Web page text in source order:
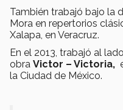
También trabajó bajo la
Mora en repertorios
Xalapa, en Veracruz.
En el 2013, trabajó al
obra Victor – Victoria,
la Ciudad de México.